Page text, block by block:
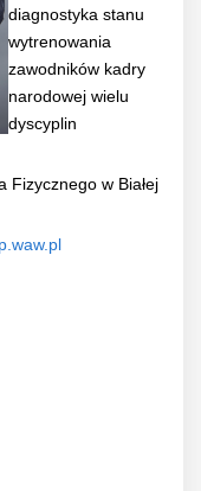
diagnostyka stanu
wytrenowania
zawodników kadry
narodowej wielu
dyscyplin
Fizycznego w Białej